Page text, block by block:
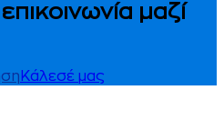
μαζί
Κάλεσέ μας